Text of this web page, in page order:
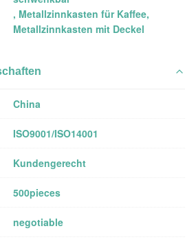
, Metallzinnkasten für Kaffee,
Metallzinnkasten mit Deckel
China
ISO9001/ISO14001
Kundengerecht
500pieces
negotiable